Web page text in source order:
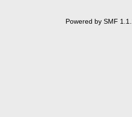
Powered by SMF